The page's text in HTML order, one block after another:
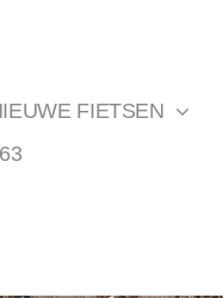
FIETSEN